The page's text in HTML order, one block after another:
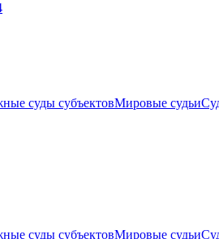
суды субъектовМировые судьи
суды субъектовМировые судьи